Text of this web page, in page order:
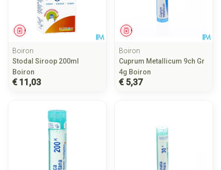
Geneesmiddel
Boiron
Stodal Siroop 200ml
Boiron
€ 11,03
Geneesmiddel
Boiron
Cuprum Metallicum 9ch Gr
4g Boiron
€ 5,37